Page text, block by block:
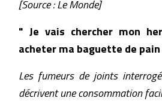
[Source : Le Monde]
" Je vais chercher mon
acheter ma baguette de
Les fumeurs de joints
décrivent une consommation